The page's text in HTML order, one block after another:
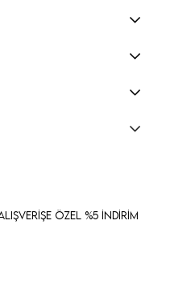
Özel %5 İndirim